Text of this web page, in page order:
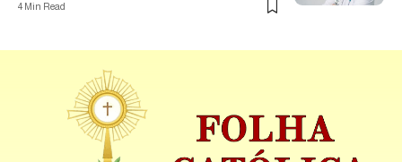
4 Min Read